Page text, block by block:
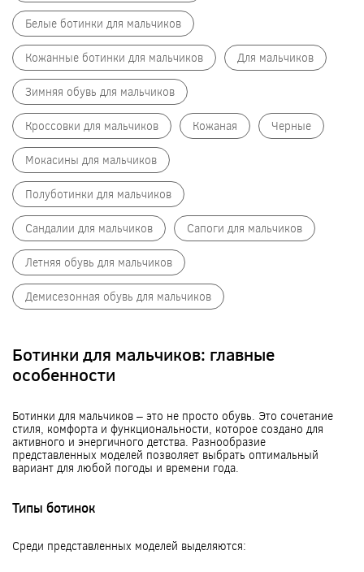
Белые ботинки для мальчиков
Кожанные ботинки для мальчиков Для мальчиков
Зимняя обувь для мальчиков
Кроссовки для мальчиков Кожаная Черные
Мокасины для мальчиков
Полуботинки для мальчиков
Сандалии для мальчиков Сапоги для мальчиков
Летняя обувь для мальчиков
Демисезонная обувь для мальчиков
Ботинки для мальчиков: главные
особенности
Ботинки для мальчиков – это не просто обувь. Это сочетание
стиля, комфорта и функциональности, которое создано для
активного и энергичного детства. Разнообразие
представленных моделей позволяет выбрать оптимальный
вариант для любой погоды и времени года.
Типы ботинок
Среди представленных моделей выделяются: